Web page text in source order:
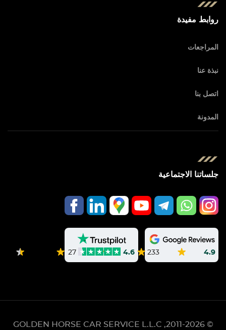
روابط مفيدة
المراجعات
نبذة عنا
اتصل بنا
المدونة
جلساتنا الاجتماعية
4.9
233
4.6
27
© 2011-2026,
GOLDEN HORSE CAR SERVICE L.L.C